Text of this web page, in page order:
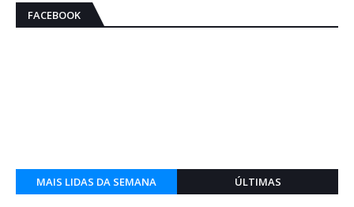
FACEBOOK
MAIS LIDAS DA SEMANA ÚLTIMAS